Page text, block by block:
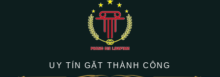
UY TÍN GẶT THÀNH CÔNG